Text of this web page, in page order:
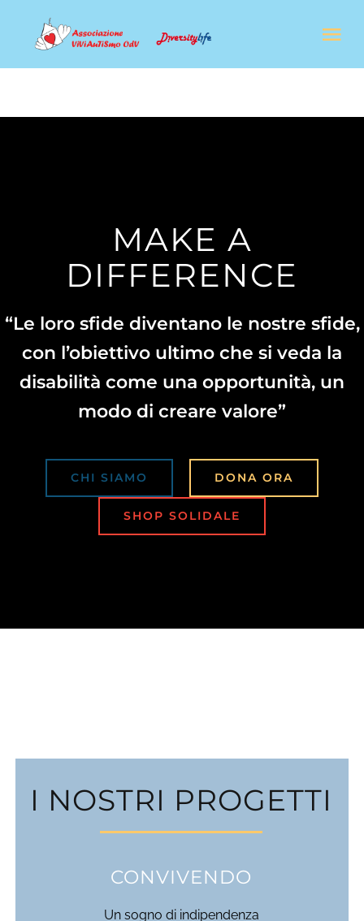
contenuto
SHOP SOLIDALE
CONTATTI
MAKE A
DIFFERENCE
“Le loro sfide diventano le nostre sfide,
con l’obiettivo ultimo che si veda la
disabilità come una opportunità, un
modo di creare valore”
CHI SIAMO DONA ORA
SHOP SOLIDALE
I NOSTRI PROGETTI
CONVIVENDO
Un sogno di indipendenza